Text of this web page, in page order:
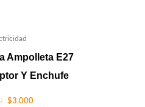
Ampolleta E27
Y Enchufe
$3.000